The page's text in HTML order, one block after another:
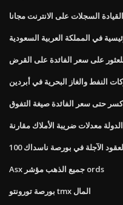
القيادة السجلات على الانترنت مجانا
في المملكة العربية السعودية
على سعر الفائدة على القرض
النفط والغاز البحرية في أبردين
كسر حتى سعر الفائدة صيغة التفوق
الدولة معدلات ضريبة الأملاك مقارنة
الآجلة في بورصة ناسداك 100
Asx جميع الذهب مؤشر ords
بورصة تورونتو tmx المال